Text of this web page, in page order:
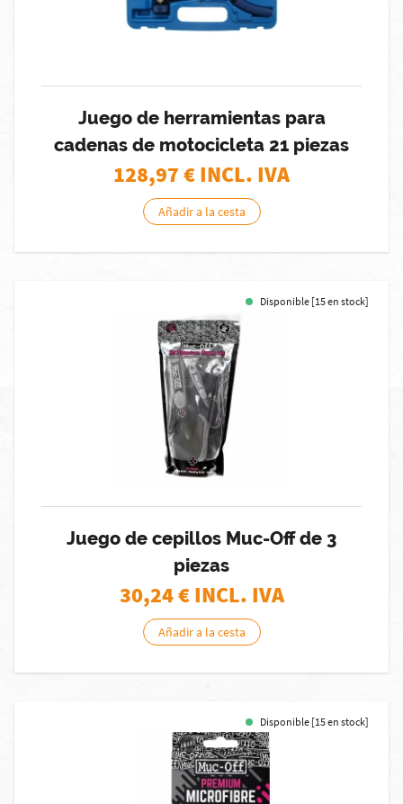
Juego de herramientas para
cadenas de motocicleta 21 piezas
128,97€ INCL. IVA
Añadir a la cesta
Disponible [15 en stock]
Juego de cepillos Muc-Off de 3
piezas
30,24€ INCL. IVA
Añadir a la cesta
Disponible [15 en stock]